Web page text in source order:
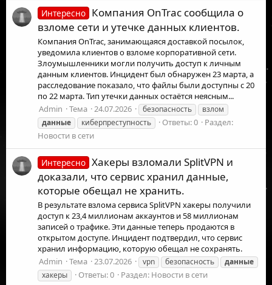
Интересно Компания OnTrac сообщила о
взломе сети и утечке данных клиентов.
Компания OnTrac, занимающаяся доставкой посылок,
уведомила клиентов о взломе корпоративной сети.
Злоумышленники могли получить доступ к личным
данным клиентов. Инцидент был обнаружен 23 марта, а
расследование показало, что файлы были доступны с 20
по 22 марта. Тип утечки данных остаётся неясным...
Admin
Тема 24.07.2026 безопасность
взлом
данные
киберпреступность Ответы: 0
Раздел:
Новости в сети
Интересно Хакеры взломали SplitVPN и
доказали, что сервис хранил данные,
которые обещал не хранить.
В результате взлома сервиса SplitVPN хакеры получили
доступ к 23,4 миллионам аккаунтов и 58 миллионам
записей о трафике. Эти данные теперь продаются в
открытом доступе. Инцидент подтвердил, что сервис
хранил информацию, которую обещал не сохранять.
Admin
Тема 23.07.2026 vpn безопасность
данные
хакеры
Ответы: 0 Раздел: Новости в сети